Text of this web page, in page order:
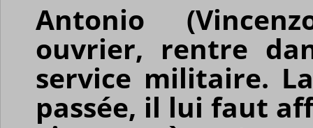
Antonio
ouvrier, rentre
service militaire.
passée, il lui faut